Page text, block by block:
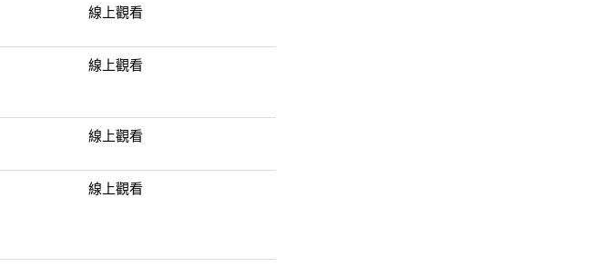
線上觀看
線上觀看
線上觀看
線上觀看